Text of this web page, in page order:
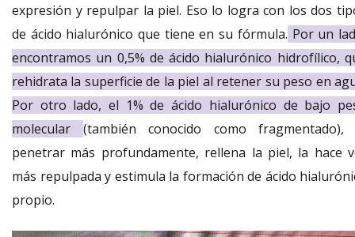
expresión y repulpar la piel. Eso lo logra con los dos
de ácido hialurónico que tiene en su fórmula. Por un
encontramos un 0,5% de ácido hialurónico hidrofílico,
rehidrata la superficie de la piel al retener su peso en
Por otro lado, el 1% de ácido hialurónico de bajo
molecular (también conocido como fragmentado),
penetrar más profundamente, rellena la piel, la hace
más repulpada y estimula la formación de ácido
propio.